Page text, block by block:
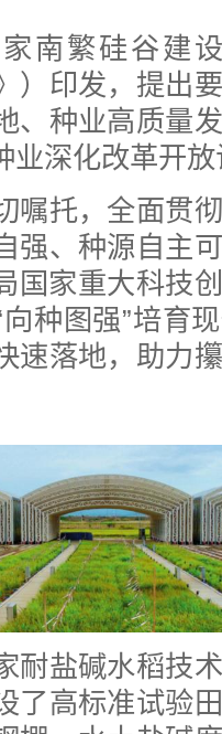
南繁硅谷建
）印发，提出
、种业高质量
业深化改革开
嘱托，全面贯
强、种源自主
家重大科技
种图强”培育
速落地，助力
耐盐碱水稻技
了高标准试验